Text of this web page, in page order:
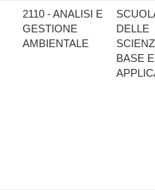
2110 - ANALISI E
GESTIONE
AMBIENTALE
DELLE
BASE E